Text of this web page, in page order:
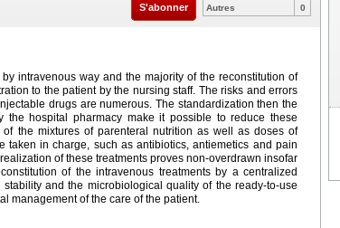
S'abonner
Autres
0
intravenous way and the majority of the reconstitution of
to the patient by the nursing staff. The risks and errors
drugs are numerous. The standardization then the
the hospital pharmacy make it possible to reduce these
the mixtures of parenteral nutrition as well as doses of
taken in charge, such as antibiotics, antiemetics and pain
of these treatments proves non-overdrawn insofar
of the intravenous treatments by a centralized
and the microbiological quality of the ready-to-use
management of the care of the patient.